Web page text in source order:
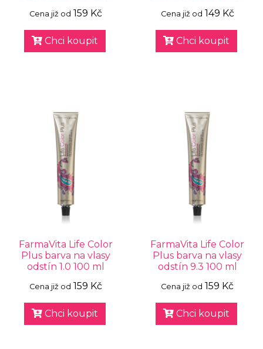
Cena již od 159 Kč
Chci koupit
Cena již od 149 Kč
Chci koupit
FarmaVita Life Color
Plus barva na vlasy
odstín 1.0 100 ml
Cena již od 159 Kč
Chci koupit
FarmaVita Life Color
Plus barva na vlasy
odstín 9.3 100 ml
Cena již od 159 Kč
Chci koupit